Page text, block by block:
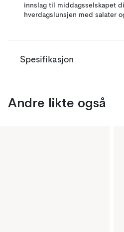
innslag til middagsselskapet
hverdagslunsjen med salater
Spesifikasjon
Andre likte også